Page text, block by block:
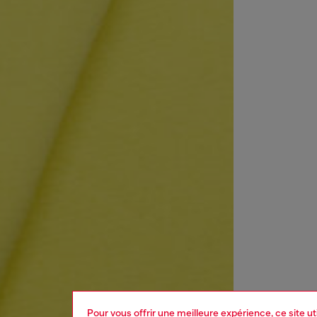
Pour vous offrir une meilleure expérience, ce site